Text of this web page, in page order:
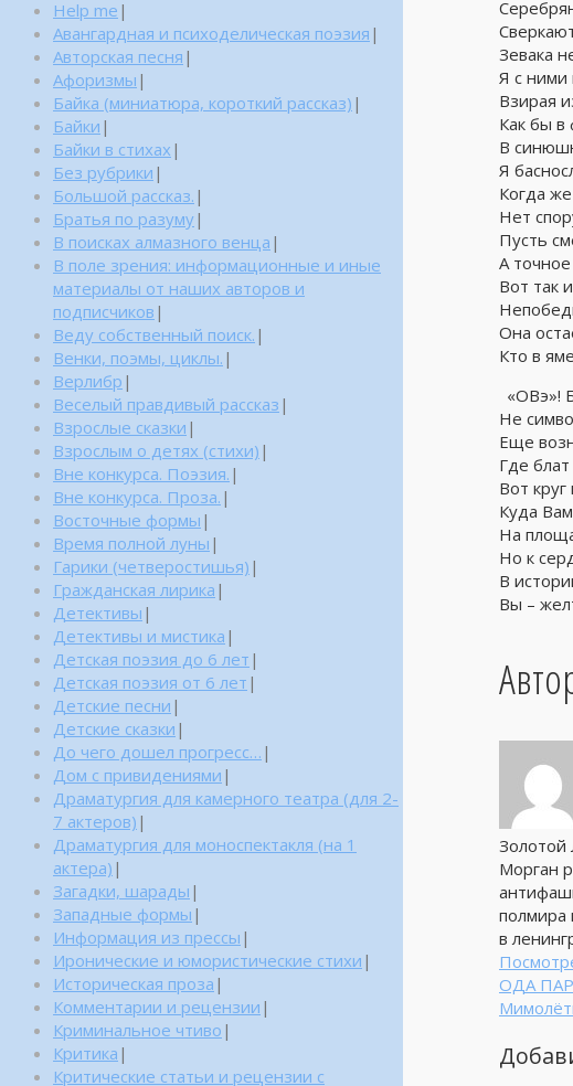
Зевака
Я с ними
Взирая
Как бы в
В
Я
Когда
Нет
Пусть
А
Вот так
Она
Кто в
«ОВэ»!
Не
Еще
Где
Вот
Куда
На
Но к
В
Вы –
Золотой
Морган
полмира
в
ОДА
Help me |
Авангардная и психоделическая поэзия |
Авторская песня |
Афоризмы |
Байка (миниатюра, короткий рассказ) |
Байки |
Байки в стихах |
Без рубрики |
Большой рассказ. |
Братья по разуму|
В поисках алмазного венца |
В поле зрения: информационные и иные
материалы от наших авторов и
подписчиков |
Веду собственный поиск. |
Венки, поэмы, циклы. |
Верлибр |
Веселый правдивый рассказ |
Взрослые сказки |
Взрослым о детях (стихи) |
Вне конкурса. Поэзия. |
Вне конкурса. Проза. |
Восточные формы |
Время полной луны |
Гарики (четверостишья) |
Гражданская лирика |
Детективы |
Детективы и мистика |
Детская поэзия до 6 лет |
Детская поэзия от 6 лет |
Детские песни |
Детские сказки |
До чего дошел прогресс… |
Дом с привидениями |
Драматургия для камерного театра (для 2-
7 актеров) |
Драматургия для моноспектакля (на 1
актера) |
Загадки, шарады |
Западные формы |
Информация из прессы |
Иронические и юмористические стихи |
Историческая проза |
Комментарии и рецензии |
Криминальное чтиво |
Критика |
Критические статьи и рецензии с